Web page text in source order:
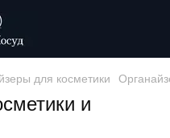
для косметики
и